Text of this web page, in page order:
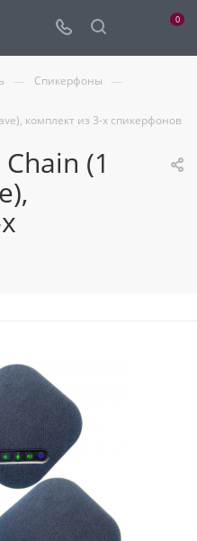
0
— Спикерфоны —
комплект из 3-х спикерфонов
(1